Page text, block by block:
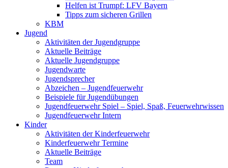
Helfen ist Trumpf: LFV Bayern
Tipps zum sicheren Grillen
KBM
Jugend
Aktivitäten der Jugendgruppe
Aktuelle Beiträge
Aktuelle Jugendgruppe
Jugendwarte
Jugendsprecher
Abzeichen – Jugendfeuerwehr
Beispiele für Jugendübungen
Jugendfeuerwehr Spiel – Spiel, Spaß, Feuerwehrwissen
Jugendfeuerwehr Intern
Kinder
Aktivitäten der Kinderfeuerwehr
Kinderfeuerwehr Termine
Aktuelle Beiträge
Team